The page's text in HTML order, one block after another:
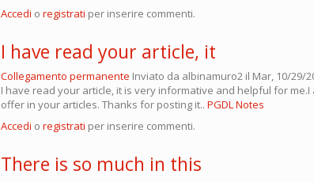
Accedi o registrati per inserire commenti.
I have read your article, it
Collegamento permanente Inviato da albinamuro2 il Mar, 10/29/
I have read your article, it is very informative and helpful for
offer in your articles. Thanks for posting it.. PGDL Notes
Accedi o registrati per inserire commenti.
There is so much in this